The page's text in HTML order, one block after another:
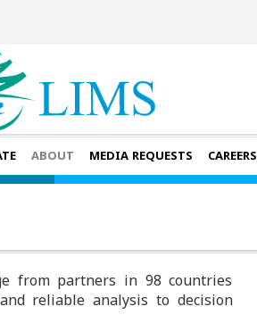
ABOUT MEDIA REQUESTS CAREERS
from partners in 98 countries
reliable analysis to decision